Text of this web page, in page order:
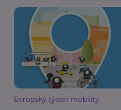
Evropský týden mobility